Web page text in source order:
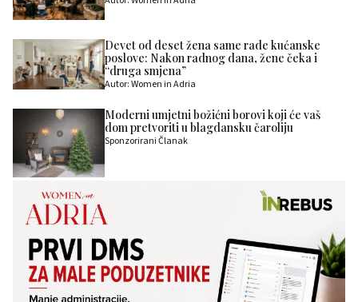
Devet od deset žena same rade kućanske
poslove: Nakon radnog dana, žene čeka i
“druga smjena”
Autor: Women in Adria
Moderni umjetni božićni borovi koji će vaš
dom pretvoriti u blagdansku čaroliju
Sponzorirani Članak